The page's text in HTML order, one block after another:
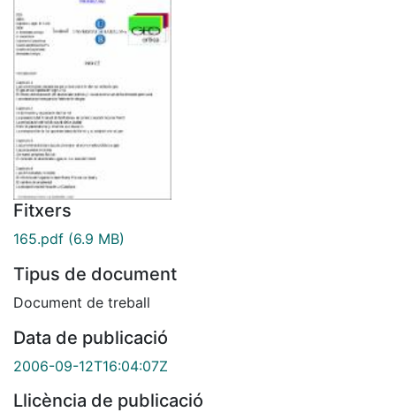
Fitxers
165.pdf (6.9 MB)
Tipus de document
Document de treball
Data de publicació
2006-09-12T16:04:07Z
Llicència de publicació